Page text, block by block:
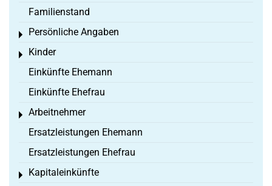
Familienstand
Persönliche Angaben
Toggle menu
Kinder
Toggle menu
Einkünfte Ehemann
Einkünfte Ehefrau
Arbeitnehmer
Toggle menu
Ersatzleistungen Ehemann
Ersatzleistungen Ehefrau
Kapitaleinkünfte
Toggle menu